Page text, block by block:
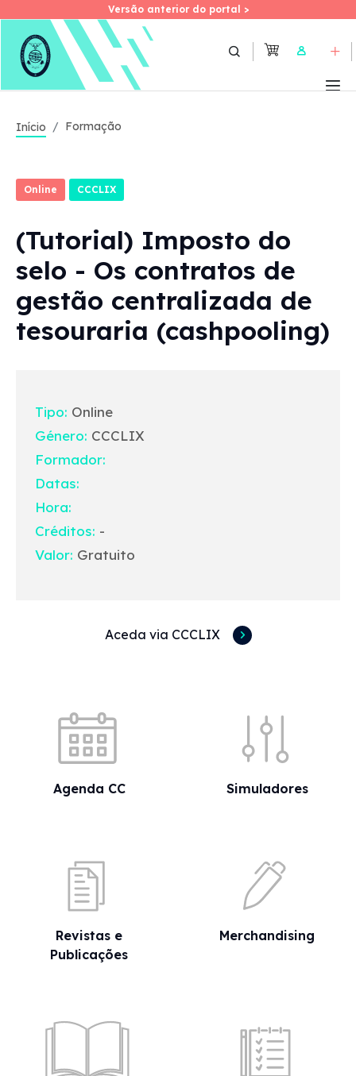
Skip
Versão anterior do portal >
Versão anterior do portal >
User
Início Formação
Online CCCLIX
(Tutorial) Imposto do
selo - Os contratos de
gestão centralizada de
tesouraria (cashpooling)
Tipo: Online
Género: CCCLIX
Formador:
Datas:
Hora:
Créditos: -
Valor: Gratuito
Aceda via CCCLIX
Agenda CC Simuladores
Revistas e
Publicações
Merchandising